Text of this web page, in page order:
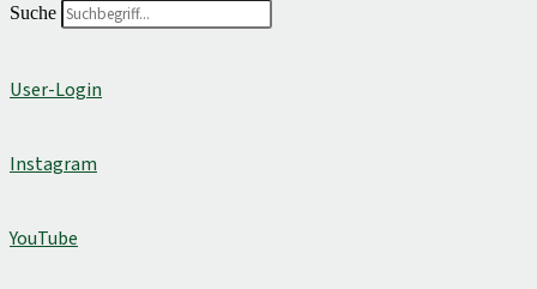
Suche
User-Login
Instagram
YouTube